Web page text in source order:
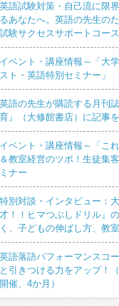
語試験対策・自己流に限
あなたへ。英語の先生の
験サクセスサポートコース
ベント・講座情報～「大
ト・英語特別セミナー」
語の先生が購読する月刊
』（大修館書店）に記事
ベント・講座情報～「こ
教室経営のツボ！生徒集
ナー
別対談・インタビュー：
！！ヒマつぶしドリル』
、子どもの伸ばし方、教
語落語パフォーマンスコ
引きつける力をアップ！
催、4か月）